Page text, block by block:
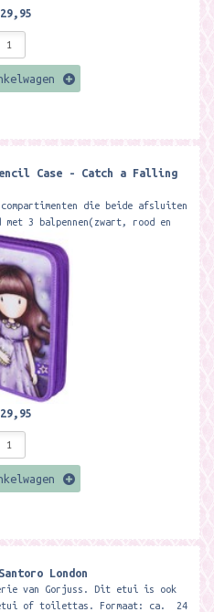
Case - Catch a Falling
die beide afsluiten
3 balpennen(zwart, rood en
London
van Gorjuss. Dit etui is ook
etui of toilettas. Formaat: ca. 24